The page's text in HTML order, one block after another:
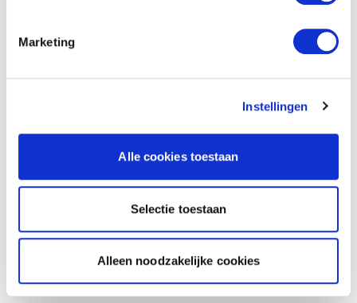
Marketing
Instellingen
Alle cookies toestaan
Selectie toestaan
Alleen noodzakelijke cookies